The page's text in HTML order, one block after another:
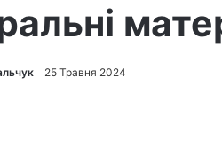
25 Травня 2024